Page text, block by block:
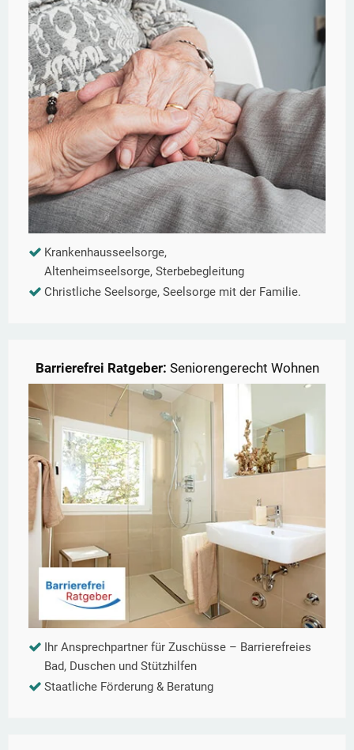
Krankenhausseelsorge,
Altenheimseelsorge, Sterbebegleitung
Christliche Seelsorge, Seelsorge mit der Familie.
Barrierefrei Ratgeber: Seniorengerecht Wohnen
Ihr Ansprechpartner für Zuschüsse – Barrierefreies
Bad, Duschen und Stützhilfen
Staatliche Förderung & Beratung